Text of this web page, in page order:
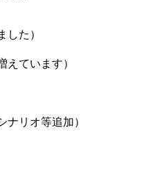
した）
えています）
ナリオ等追加）